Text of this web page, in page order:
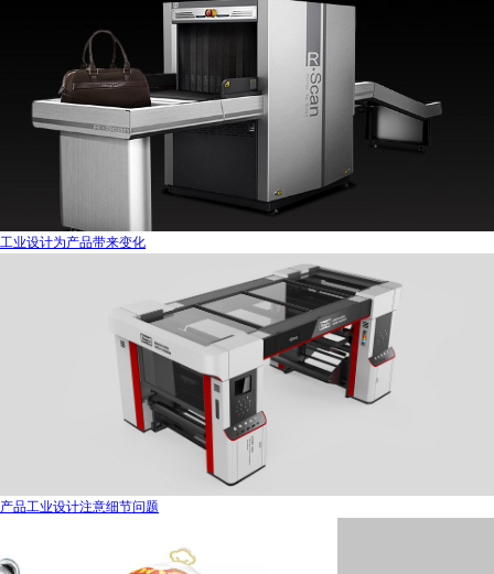
工业设计为产品带来变化
产品工业设计注意细节问题